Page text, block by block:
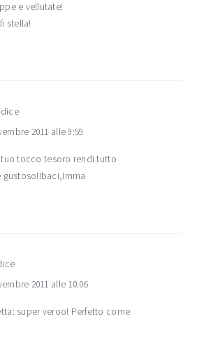
e vellutate!
stella!
dice
2011 alle 9:59
tuo tocco tesoro rendi tutto
2011 alle 10:06
super veroo! Perfetto come